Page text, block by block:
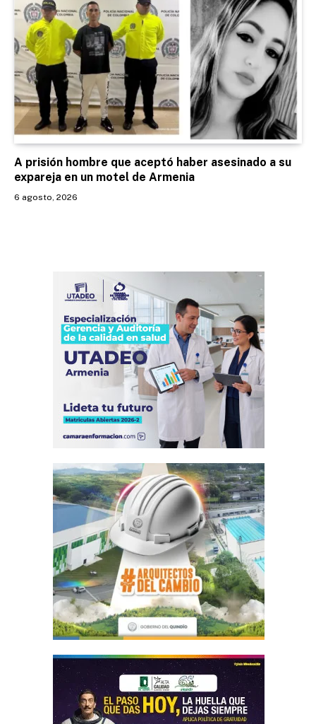
A prisión hombre que aceptó haber asesinado a su
expareja en un motel de Armenia
6 agosto, 2026